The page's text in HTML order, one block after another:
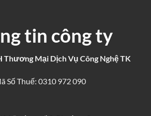
tin công ty
Thương Mại Dịch Vụ Công Nghệ TK
Số Thuế: 0310 972 090